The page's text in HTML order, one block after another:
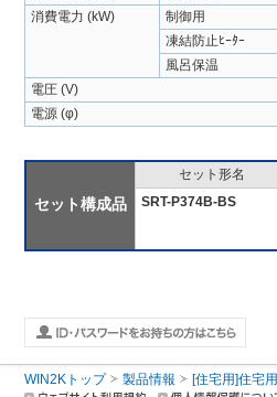
消費電力 (kW)
制御用
凍結防止ﾋｰﾀｰ
風呂保温
電圧 (V)
電源 (φ)
セット構成品
セット形名
SRT-P374B-BS
WIN2Kトップ 製品情報 [住宅用]住宅